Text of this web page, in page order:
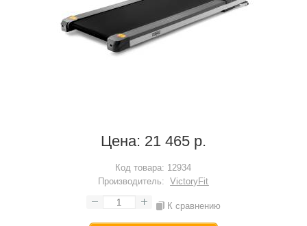
Цена: 21 465 р.
Код товара: 12934
Производитель:
VictoryFit
К сравнению